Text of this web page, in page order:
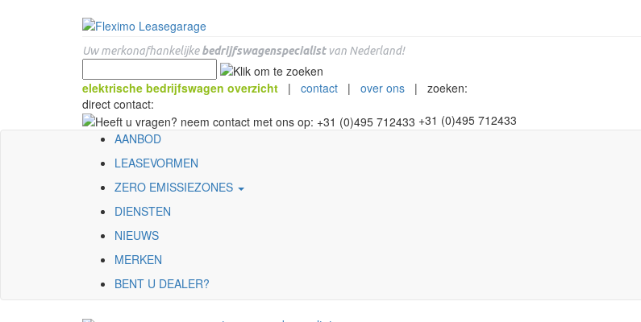
Uw merkonafhankelijkebedrijfswagenspecialistvan Nederland!
elektrische bedrijfswagen overzicht | contact | over ons | zoeken:
direct contact:
+31 (0)495 712433
AANBOD
LEASEVORMEN
ZERO EMISSIEZONES
DIENSTEN
NIEUWS
MERKEN
BENT U DEALER?